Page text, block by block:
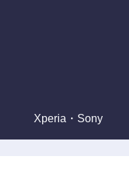
Xperia・Sony